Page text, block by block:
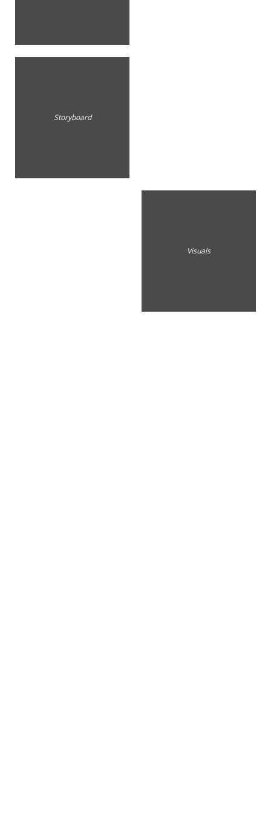
Storyboard
Visuals